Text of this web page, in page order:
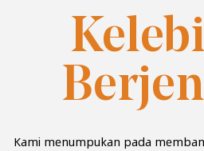
Kami menumpukan pada